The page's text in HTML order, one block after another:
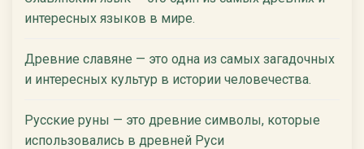
интересных языков в мире.
Древние славяне — это одна из самых загадочных
и интересных культур в истории человечества.
Русские руны — это древние символы, которые
использовались в древней Руси